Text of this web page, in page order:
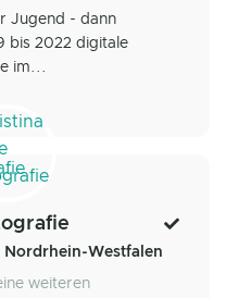
Jugend - dann
bis 2022 digitale
im...
Nordrhein-Westfalen
weiteren